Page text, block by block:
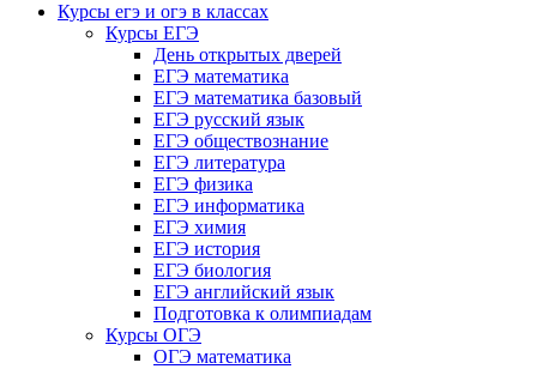
Курсы егэ и огэ в классах
Курсы ЕГЭ
День открытых дверей
ЕГЭ математика
ЕГЭ математика базовый
ЕГЭ русский язык
ЕГЭ обществознание
ЕГЭ литература
ЕГЭ физика
ЕГЭ информатика
ЕГЭ химия
ЕГЭ история
ЕГЭ биология
ЕГЭ английский язык
Подготовка к олимпиадам
Курсы ОГЭ
ОГЭ математика